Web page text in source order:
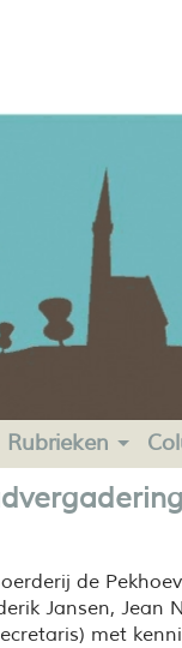
Rubrieken
de
Jansen,
met